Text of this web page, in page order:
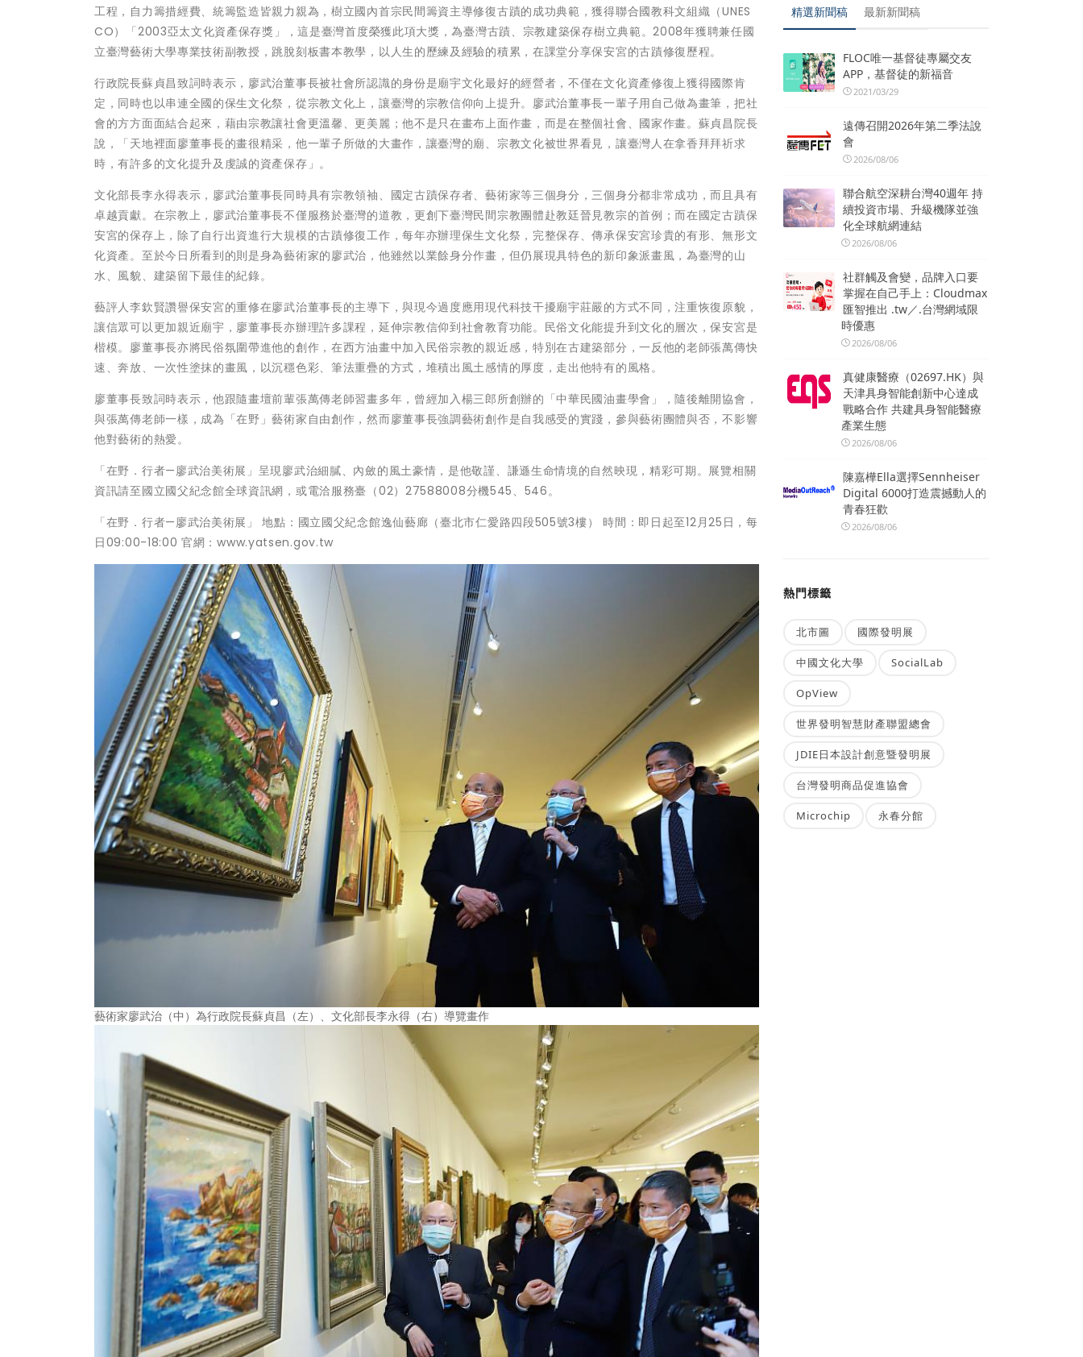
工程，自力籌措經費、統籌監造皆親力親為，樹立國內首宗民間籌資主導修復古蹟的成功典範，獲得聯合國教科文組織（UNES
CO）「2003亞太文化資產保存獎」，這是臺灣首度榮獲此項大獎，為臺灣古蹟、宗教建築保存樹立典範。2008年獲聘兼任國
立臺灣藝術大學專業技術副教授，跳脫刻板書本教學，以人生的歷練及經驗的積累，在課堂分享保安宮的古蹟修復歷程。
行政院長蘇貞昌致詞時表示，廖武治董事長被社會所認識的身份是廟宇文化最好的經營者，不僅在文化資產修復上獲得國際肯
定，同時也以串連全國的保生文化祭，從宗教文化上，讓臺灣的宗教信仰向上提升。廖武治董事長一輩子用自己做為畫筆，把社
會的方方面面結合起來，藉由宗教讓社會更溫馨、更美麗；他不是只在畫布上面作畫，而是在整個社會、國家作畫。蘇貞昌院長
說，「天地裡面廖董事長的畫很精采，他一輩子所做的大畫作，讓臺灣的廟、宗教文化被世界看見，讓臺灣人在拿香拜拜祈求
時，有許多的文化提升及虔誠的資產保存」。
文化部長李永得表示，廖武治董事長同時具有宗教領袖、國定古蹟保存者、藝術家等三個身分，三個身分都非常成功，而且具有
卓越貢獻。在宗教上，廖武治董事長不僅服務於臺灣的道教，更創下臺灣民間宗教團體赴教廷晉見教宗的首例；而在國定古蹟保
安宮的保存上，除了自行出資進行大規模的古蹟修復工作，每年亦辦理保生文化祭，完整保存、傳承保安宮珍貴的有形、無形文
化資產。至於今日所看到的則是身為藝術家的廖武治，他雖然以業餘身分作畫，但仍展現具特色的新印象派畫風，為臺灣的山
水、風貌、建築留下最佳的紀錄。
藝評人李欽賢讚譽保安宮的重修在廖武治董事長的主導下，與現今過度應用現代科技干擾廟宇莊嚴的方式不同，注重恢復原貌，
讓信眾可以更加親近廟宇，廖董事長亦辦理許多課程，延伸宗教信仰到社會教育功能。民俗文化能提升到文化的層次，保安宮是
楷模。廖董事長亦將民俗氛圍帶進他的創作，在西方油畫中加入民俗宗教的親近感，特別在古建築部分，一反他的老師張萬傳快
速、奔放、一次性塗抹的畫風，以沉穩色彩、筆法重疊的方式，堆積出風土感情的厚度，走出他特有的風格。
廖董事長致詞時表示，他跟隨畫壇前輩張萬傳老師習畫多年，曾經加入楊三郎所創辦的「中華民國油畫學會」，隨後離開協會，
與張萬傳老師一樣，成為「在野」藝術家自由創作，然而廖董事長強調藝術創作是自我感受的實踐，參與藝術團體與否，不影響
他對藝術的熱愛。
「在野．行者—廖武治美術展」呈現廖武治細膩、內斂的風土豪情，是他敬謹、謙遜生命情境的自然映現，精彩可期。展覽相關
資訊請至國立國父紀念館全球資訊網，或電洽服務臺（02）27588008分機545、546。
「在野．行者—廖武治美術展」 地點：國立國父紀念館逸仙藝廊（臺北市仁愛路四段505號3樓） 時間：即日起至12月25日，每
日09:00-18:00 官網：www.yatsen.gov.tw
藝術家廖武治（中）為行政院長蘇貞昌（左）、文化部長李永得（右）導覽畫作
精選新聞稿 最新新聞稿
FLOC唯一基督徒專屬交友
APP，基督徒的新福音
2021/03/29
遠傳召開2026年第二季法說
會
2026/08/06
聯合航空深耕台灣40週年 持
續投資市場、升級機隊並強
化全球航網連結
2026/08/06
社群觸及會變，品牌入口要
掌握在自己手上：Cloudmax
匯智推出 .tw／.台灣網域限
時優惠
2026/08/06
真健康醫療（02697.HK）與
天津具身智能創新中心達成
戰略合作 共建具身智能醫療
產業生態
2026/08/06
陳嘉樺Ella選擇Sennheiser
Digital 6000打造震撼動人的
青春狂歡
2026/08/06
熱門標籤
北市圖 國際發明展
中國文化大學 SocialLab
OpView
世界發明智慧財產聯盟總會
JDIE日本設計創意暨發明展
台灣發明商品促進協會
Microchip 永春分館